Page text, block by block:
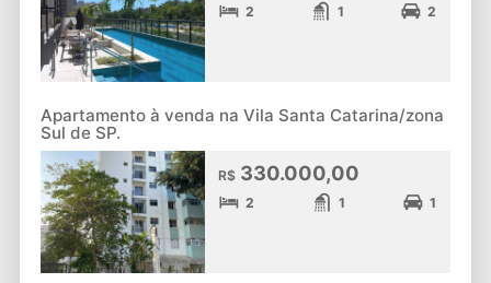
2 1 2
Apartamento à venda na Vila Santa Catarina/zona
Sul de SP.
R$330.000,00
2 1 1